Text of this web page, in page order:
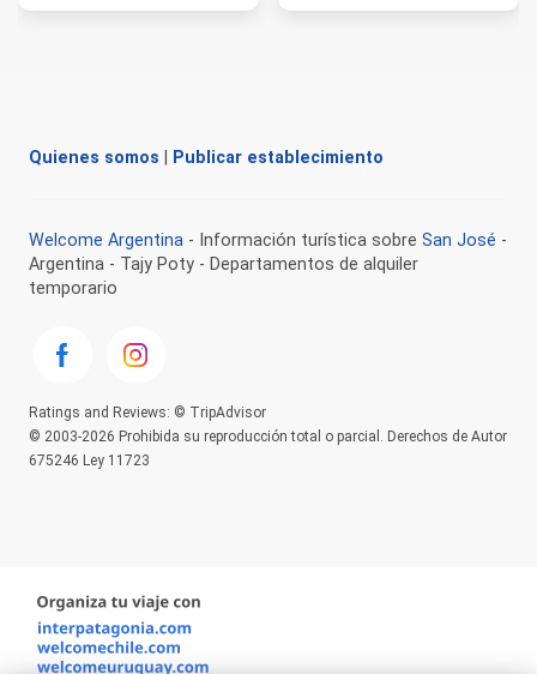
Quienes somos Publicar establecimiento
Welcome Argentina - Información turística sobre San José -
Argentina - Tajy Poty - Departamentos de alquiler
temporario
Ratings and Reviews: © TripAdvisor
© 2003-2026 Prohibida su reproducción total o parcial. Derechos de Autor
675246 Ley 11723